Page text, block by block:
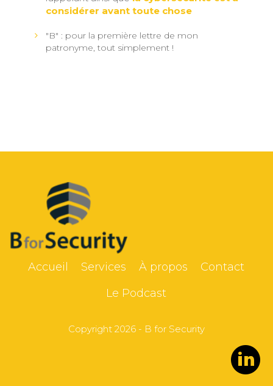
considérer avant toute chose
"B" : pour la première lettre de mon
patronyme, tout simplement !
Accueil Services À propos
Contact
Le Podcast
Copyright 2026 - B for Security